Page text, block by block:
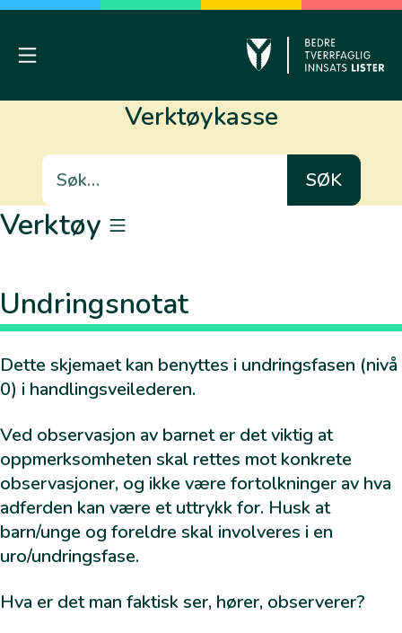
Skip
contentMobile Menu
Verktøykasse
Søk
etter:
Verktøy
Egne verktøy
Vold i nære relasjoner
Felles verktøy
Samtykkeskjema
Hvordan lage en konkret bekymring
Undringsnotat
Undringssamtale foresatte
Gode møter i Lister
Signaler på mistrivsel – barn og unge
Risiko og beskyttelsesfaktorer
Undringsnotat
Dette skjemaet kan benyttes i undringsfasen (nivå
0) i handlingsveilederen.
Ved observasjon av barnet er det viktig at
oppmerksomheten skal rettes mot konkrete
observasjoner, og ikke være fortolkninger av hva
adferden kan være et uttrykk for. Husk at
barn/unge og foreldre skal involveres i en
uro/undringsfase.
Hva er det man faktisk ser, hører, observerer?